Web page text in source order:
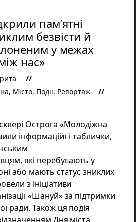
пам’ятні
безвісти й
у межах
нас»
, Місто, Події, Репортаж
Острога «Молодіжна
інформаційні таблички,
які перебувають у
або мають статус зниклих
з ініціативи
«Шануй» за підтримки
ради. Також ця подія
Дня міста.